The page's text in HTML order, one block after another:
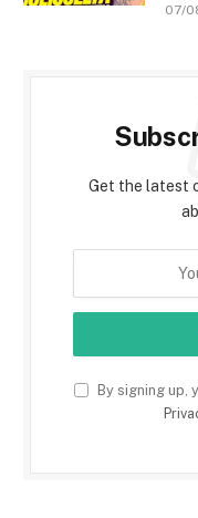
07/
Get the latest
By signing up,